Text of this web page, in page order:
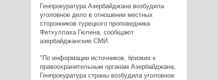
Генпрокуратура Азербайджана возбудила
уголовное дело в отношении местных
сторонников турецкого проповедника
Фетхуллаха Гюлена, сообщают
азербайджанские СМИ.
"По информации источников, близких к
правоохранительным органам Азербайджана,
Генпрокуратура страны возбудила уголовное